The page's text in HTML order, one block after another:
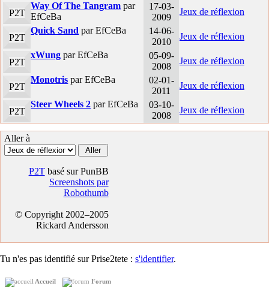
P2T
Way Of The Tangram par
EfCeBa
17-03-
2009
Jeux de réflexion
P2T
Quick Sand par EfCeBa
14-06-
2010
Jeux de réflexion
P2T
xWung par EfCeBa
05-09-
2008
Jeux de réflexion
P2T
Monotris par EfCeBa
02-01-
2011
Jeux de réflexion
P2T
Steer Wheels 2 par EfCeBa
03-10-
2008
Jeux de réflexion
Aller à
P2Tbasé sur PunBB
Screenshots par
Robothumb
© Copyright 2002–2005
Rickard Andersson
Tu n'es pas identifié sur Prise2tete : s'identifier.
Accueil Forum